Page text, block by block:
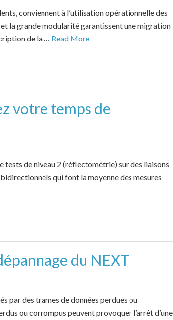
conviennent à l’utilisation opérationnelle des
la grande modularité garantissent une migration
de la … Read More
votre temps de
tests de niveau 2 (réflectométrie) sur des liaisons
qui font la moyenne des mesures
du NEXT
par des trames de données perdues ou
ou corrompus peuvent provoquer l’arrêt d’une